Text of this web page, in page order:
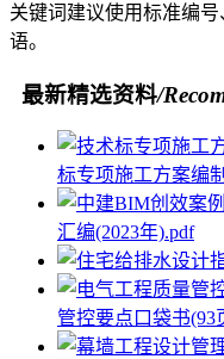
关键词建议使用标准编
语。
最新精选资料/
标专项施工方案编
汇编(2023年).pdf
管控要点口袋书(93